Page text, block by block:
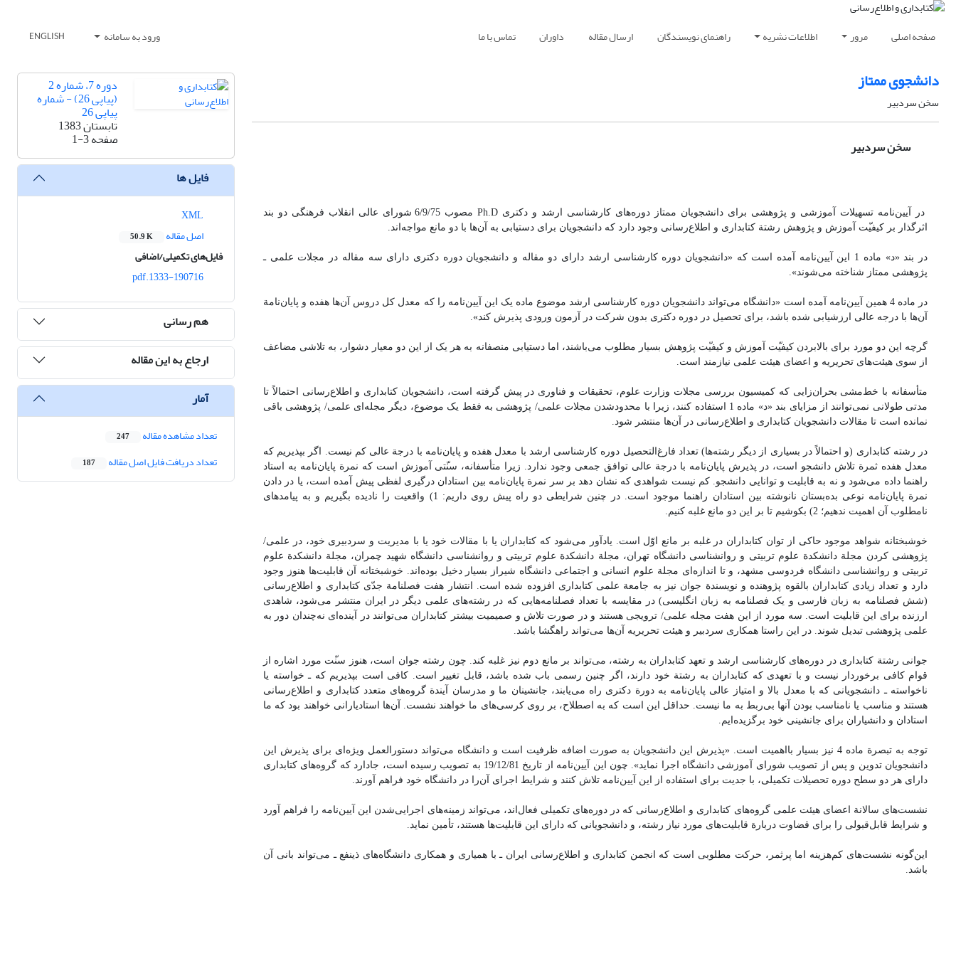
صفحه اصلی مرور اطلاعات نشریه راهنمای نویسندگان ارسال مقاله داوران تماس با ما ورود به سامانه ENGLISH
دانشجوی ممتاز
سخن سردبیر
سخن سردبیر
در آیین‌نامه تسهیلات آموزشی و پژوهشی برای دانشجویان ممتاز دور‌ه‌های کارشناسی ارشد و دکتری Ph.D مصوب 6/9/75 شورای عالی انقلاب فرهنگی دو بند
اثرگذار بر کیفی‍ّت آموزش و پژوهش رشتة کتابداری و اطلاع‌رسانی وجود دارد که دانشجویان برای دستیابی به آن‌ها با دو مانع مواجه‌اند.
در بند «د» ماده 1 این آیین‌نامه آمده است که «دانشجویان دوره کارشناسی ارشد دارای دو مقاله و دانشجویان دوره دکتری دارای سه مقاله در مجلات علمی ـ
پژوهشی ممتاز شناخته می‌شوند».
در ماده 4 همین آیین‌نامه آمده است «دانشگاه می‌تواند دانشجویان دوره کارشناسی ارشد موضوع ماده یک این آیین‌نامه را که معدل کل دروس آن‌ها هفده و پایان‌نامة
آن‌ها با درجه عالی ارزشیابی شده باشد، برای تحصیل در دوره دکتری بدون شرکت در آزمون ورودی پذیرش کند».
گرچه این دو مورد برای بالابردن کیفی‍ّت آموزش و کیفی‍ّت پژوهش بسیار مطلوب می‌باشند، اما دستیابی منصفانه به هر یک از این دو معیار دشوار، به تلاشی مضاعف
از سوی هیئت‌های تحریریه و اعضای هیئت علمی نیازمند است.
متأسفانه با خط‌مشی بحران‌زایی که کمیسیون بررسی مجلات وزارت علوم، تحقیقات و فناوری در پیش گرفته است، دانشجویان کتابداری و اطلاع‌رسانی احتمالاً تا
مدتی طولانی نمی‌توانند از مزایای بند «د» ماده 1 استفاده کنند، زیرا با محدودشدن مجلات علمی/ پژوهشی به فقط یک موضوع، دیگر مجله‌ای علمی/ پژوهشی باقی
نمانده است تا مقالات دانشجویان کتابداری و اطلاع‌رسانی در آن‌ها منتشر شود.
در رشته کتابداری (و احتمالاً در بسیاری از دیگر رشته‌ها) تعداد فارغ‌التحصیل دوره کارشناسی ارشد با معدل هفده و پایان‌نامه با درجة عالی کم نیست. اگر بپذیریم که
معدل هفده ثمرة تلاش دانشجو است، در پذیرش پایان‌نامه با درجة عالی توافق جمعی وجود ندارد. زیرا متأسفانه، سن‍ّتی آموزش است که نمرة پایان‌نامه به استاد
راهنما داده می‌شود و نه به قابلیت‌ و توانایی دانشجو. کم نیست شواهدی که نشان دهد بر سر نمرة پایان‌نامه بین استادان درگیری لفظی پیش آمده است، یا در دادن
نمرة پایان‌نامه نوعی بده‌بستان نانوشته بین استادان راهنما موجود است. در چنین شرایطی دو راه پیش روی داریم: 1) واقعیت را نادیده بگیریم و به پیامدهای
نامطلوب آن اهمیت ندهیم؛ 2) بکوشیم تا بر این دو مانع غلبه کنیم.
خوشبختانه شواهد موجود حاکی از توان کتابداران در غلبه بر مانع او‌ّل است. یادآور می‌شود که کتابداران یا با مقالات خود یا با مدیریت و سردبیری خود، در علمی/
پژوهشی کردن مجلة دانشکدة علوم تربیتی و روانشناسی دانشگاه تهران، مجلة دانشکدة علوم تربیتی و روانشناسی دانشگاه شهید چمران، مجلة دانشکدة علوم
تربیتی و روانشناسی دانشگاه فردوسی مشهد، و تا اندازه‌ای مجلة علوم انسانی و اجتماعی دانشگاه شیراز بسیار دخیل بوده‌اند. خوشبختانه آن قابلیت‌ها هنوز وجود
دارد و تعداد زیادی کتابداران بالقوه پژوهنده و نویسندة جوان نیز به جامعة علمی کتابداری افزوده شده است. انتشار هفت فصلنامة جد‌ّی کتابداری و اطلاع‌رسانی
(شش فصلنامه به زبان فارسی و یک فصلنامه به زبان انگلیسی) در مقایسه با تعداد فصلنامه‌هایی که در رشته‌های علمی دیگر در ایران منتشر می‌شود، شاهدی
ارزنده برای این قابلیت است. سه مورد از این هفت مجله علمی/ ترویجی هستند و در صورت تلاش و صمیمیت بیشتر کتابداران می‌توانند در آینده‌ای نه‌چندان دور به
علمی پژوهشی تبدیل شوند. در این راستا همکاری سردبیر و هیئت تحریریه آن‌ها می‌تواند راهگشا باشد.
جوانی رشتة کتابداری در دوره‌های کارشناسی ارشد و تعهد کتابداران به رشته، می‌تواند بر مانع دوم نیز غلبه کند. چون رشته جوان است، هنوز سن‍ّت مورد اشاره از
قوام کافی برخوردار نیست و با تعهدی که کتابداران به رشتة خود دارند، اگر چنین رسمی باب شده باشد، قابل تغییر است. کافی است بپذیریم که ـ خواسته یا
ناخواسته ـ دانشجویانی که با معدل بالا و امتیاز عالی پایان‌نامه به دورة دکتری راه می‌یابند، جانشینان ما و مدرسان آیندة گروه‌های متعدد کتابداری و اطلاع‌رسانی
هستند و مناسب یا نامناسب بودن آنها بی‌ربط به ما نیست. حداقل این است که به اصطلاح، بر روی کرسی‌های ما خواهند نشست. آن‌ها استادیارانی خواهند بود که ما
استادان و دانشیاران برای جانشینی خود برگزیده‌ایم.
توجه به تبصرة ماده 4 نیز بسیار بااهمیت است. «پذیرش این دانشجویان به صورت اضافه ظرفیت است و دانشگاه می‌تواند دستورالعمل ویژه‌ای برای پذیرش این
دانشجویان تدوین و پس از تصویب شورای آموزشی دانشگاه اجرا نماید». چون این آیین‌نامه از تاریخ 19/12/81 به تصویب رسیده است، جادارد که گروه‌های کتابداری
دارای هر دو سطح دوره تحصیلات تکمیلی، با جدیت برای استفاده از این آیین‌نامه تلاش کنند و شرایط اجرای آن‌را در دانشگاه خود فراهم آورند.
نشست‌های سالانة اعضای هیئت علمی گروه‌های کتابداری و اطلاع‌رسانی که در دوره‌های تکمیلی فعال‌اند، می‌تواند زمینه‌های اجرایی‌شدن این آیین‌نامه را فراهم آورد
و شرایط قابل‌قبولی را برای قضاوت دربارة قابلیت‌های مورد نیاز رشته، و دانشجویانی که دارای این قابلیت‌ها هستند، تأمین نماید.
این‌گونه نشست‌های کم‌هزینه اما پرثمر، حرکت مطلوبی است که انجمن کتابداری و اطلاع‌رسانی ایران ـ با همیاری و همکاری دانشگاه‌های ذینفع ـ می‌تواند بانی آن
باشد.
دوره 7، شماره 2
(پیاپی 26) - شماره
پیاپی 26
تابستان 1383
صفحه1-3
فایل ها
اصل مقاله
50.9 K
فایل‌های تکمیلی/اضافی
1333-190716.pdf
هم رسانی
ارجاع به این مقاله
آمار
تعداد مشاهده مقاله 247
تعداد دریافت فایل اصل مقاله 187